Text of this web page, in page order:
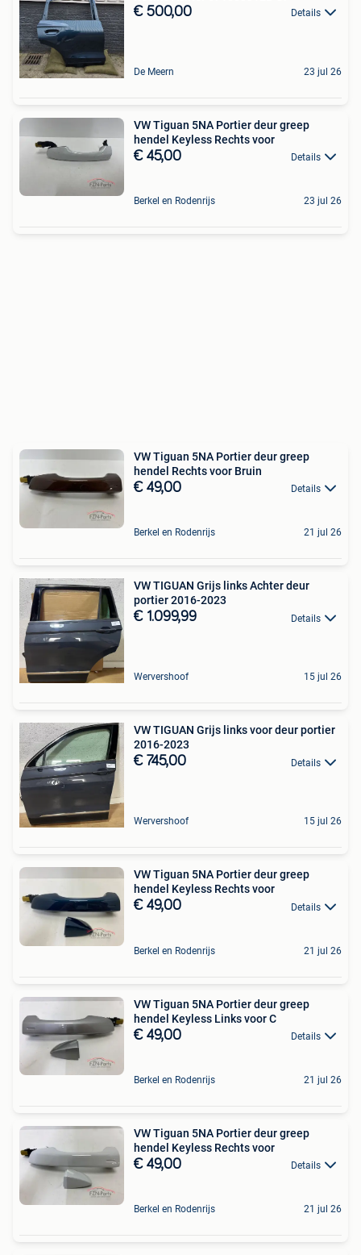
€ 500,00 Details
De Meern 23 jul 26
VW Tiguan 5NA Portier deur greep
hendel Keyless Rechts voor
€ 45,00 Details
Berkel en Rodenrijs 23 jul 26
VW Tiguan 5NA Portier deur greep
hendel Rechts voor Bruin
€ 49,00 Details
Berkel en Rodenrijs 21 jul 26
VW TIGUAN Grijs links Achter deur
portier 2016-2023
€ 1.099,99 Details
Wervershoof 15 jul 26
VW TIGUAN Grijs links voor deur portier
2016-2023
€ 745,00 Details
Wervershoof 15 jul 26
VW Tiguan 5NA Portier deur greep
hendel Keyless Rechts voor
€ 49,00 Details
Berkel en Rodenrijs 21 jul 26
VW Tiguan 5NA Portier deur greep
hendel Keyless Links voor C
€ 49,00 Details
Berkel en Rodenrijs 21 jul 26
VW Tiguan 5NA Portier deur greep
hendel Keyless Rechts voor
€ 49,00 Details
Berkel en Rodenrijs 21 jul 26